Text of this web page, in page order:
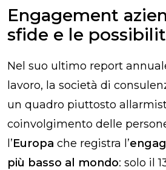
Engagement
sfide e le
Nel suo ultimo report
lavoro, la società di
un quadro piuttosto
coinvolgimento delle
l’Europa che registra l’
più basso al mondo: solo il